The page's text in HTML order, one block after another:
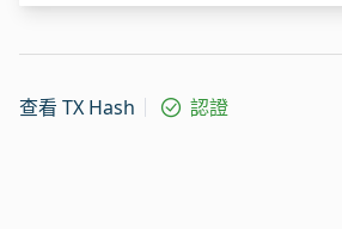
查看 TX Hash 認證